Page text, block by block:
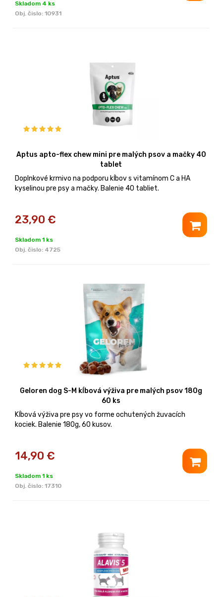
Skladom 4 ks
Obj. čislo: 10931
Aptus apto-flex chew mini pre malých psov a mačky 40
tablet
Doplnkové krmivo na podporu kĺbov s vitamínom C a HA
kyselinou pre psy a mačky. Balenie 40 tabliet.
23,90 €
Skladom 1 ks
Obj. čislo: 4725
Geloren dog S-M kĺbová výživa pre malých psov 180g
60 ks
Kĺbová výživa pre psy vo forme ochutených žuvacích
kociek. Balenie 180g, 60 kusov.
14,90 €
Skladom 1 ks
Obj. čislo: 17310